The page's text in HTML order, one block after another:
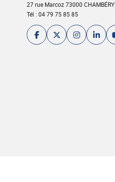
27 rue Marcoz 73000 CHAMBÉRY
Tél : 04 79 75 85 85